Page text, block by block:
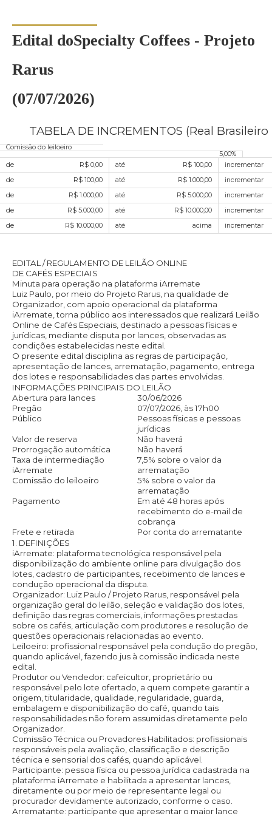
Edital doSpecialty Coffees - Projeto
Rarus
(07/07/2026)
TABELA DE INCREMENTOS (Real Brasileiro
Comissão do leiloeiro
5,00%
de
R$ 0,00 até R$ 100,00
incrementar
de
R$ 100,00 até R$ 1.000,00
incrementar
de
R$ 1.000,00 até R$ 5.000,00
incrementar
de
R$ 5.000,00 até R$ 10.000,00
incrementar
de
R$ 10.000,00 até acima incrementar
EDITAL / REGULAMENTO DE LEILÃO ONLINE
DE CAFÉS ESPECIAIS
Minuta para operação na plataforma iArremate
Luiz Paulo, por meio do Projeto Rarus, na qualidade de
Organizador, com apoio operacional da plataforma
iArremate, torna público aos interessados que realizará Leilão
Online de Cafés Especiais, destinado a pessoas físicas e
jurídicas, mediante disputa por lances, observadas as
condições estabelecidas neste edital.
O presente edital disciplina as regras de participação,
apresentação de lances, arrematação, pagamento, entrega
dos lotes e responsabilidades das partes envolvidas.
INFORMAÇÕES PRINCIPAIS DO LEILÃO
Abertura para lances
30/06/2026
Pregão
07/07/2026, às 17h00
Público
Pessoas físicas e pessoas
jurídicas
Valor de reserva
Não haverá
Prorrogação automática
Não haverá
Taxa de intermediação
iArremate
7,5% sobre o valor da
arrematação
Comissão do leiloeiro
5% sobre o valor da
arrematação
Pagamento
Em até 48 horas após
recebimento do e-mail de
cobrança
Frete e retirada
Por conta do arrematante
1. DEFINIÇÕES
iArremate: plataforma tecnológica responsável pela
disponibilização do ambiente online para divulgação dos
lotes, cadastro de participantes, recebimento de lances e
condução operacional da disputa.
Organizador: Luiz Paulo / Projeto Rarus, responsável pela
organização geral do leilão, seleção e validação dos lotes,
definição das regras comerciais, informações prestadas
sobre os cafés, articulação com produtores e resolução de
questões operacionais relacionadas ao evento.
Leiloeiro: profissional responsável pela condução do pregão,
quando aplicável, fazendo jus à comissão indicada neste
edital.
Produtor ou Vendedor: cafeicultor, proprietário ou
responsável pelo lote ofertado, a quem compete garantir a
origem, titularidade, qualidade, regularidade, guarda,
embalagem e disponibilização do café, quando tais
responsabilidades não forem assumidas diretamente pelo
Organizador.
Comissão Técnica ou Provadores Habilitados: profissionais
responsáveis pela avaliação, classificação e descrição
técnica e sensorial dos cafés, quando aplicável.
Participante: pessoa física ou pessoa jurídica cadastrada na
plataforma iArremate e habilitada a apresentar lances,
diretamente ou por meio de representante legal ou
procurador devidamente autorizado, conforme o caso.
Arrematante: participante que apresentar o maior lance